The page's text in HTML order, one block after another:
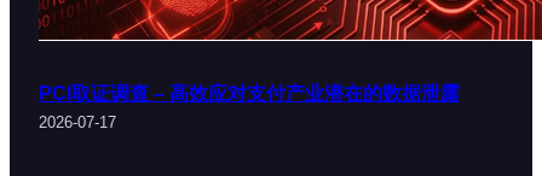
PCI取证调查 – 高效应对支付产业潜在的数据泄露
2026-07-17